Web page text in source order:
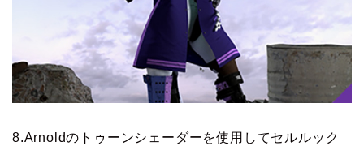
8.Arnoldのトゥーンシェーダーを使用してセルルック